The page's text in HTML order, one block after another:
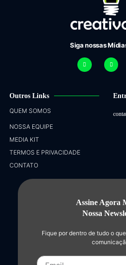
Siga nossas
Outros Links
QUEM SOMOS
NOSSA EQUIPE
MEDIA KIT
TERMOS E PRIVACIDADE
CONTATO
Assine Agora
Nossa
Fique por dentro de tudo o